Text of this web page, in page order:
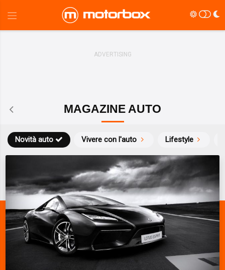
MAGAZINE AUTO
Novità auto Vivere con l'auto Lifestyle